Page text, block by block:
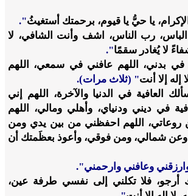
يا حيُّ يا قيوم، برحمتك أستغيثُ".
الباس، رب الناس، اشف وأنت الشافي، لا
لا يُغادر سقمًا".
في بدني، اللهم عافني في سمعي، اللهم
إلا أنت" (ثلاث مرات).
العافية في الدنيا والآخرة، اللهم إني
في ديني ودنياي، وأهلي ومالي، اللهم
روعاتي، اللهم احفظني من بين يدي ومن
شمالي، ومن فوقي، وأعوذ بعظَمتك أن
وعافني وارحمني".
أرجو، فلا تكلني إلى نفسي طرفة عين،